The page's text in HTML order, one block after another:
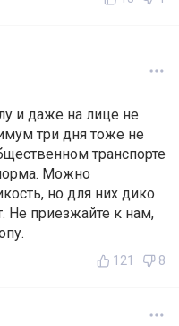
и даже на лице не
три дня тоже не
транспорте
Можно
но для них дико
Не приезжайте к нам,
121 8